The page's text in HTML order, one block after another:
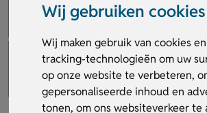
Wij gebruiken cookies
Wij maken gebruik van cookies
tracking-technologieën om uw
op onze website te verbeteren,
gepersonaliseerde inhoud en
tonen, om ons websiteverkeer te